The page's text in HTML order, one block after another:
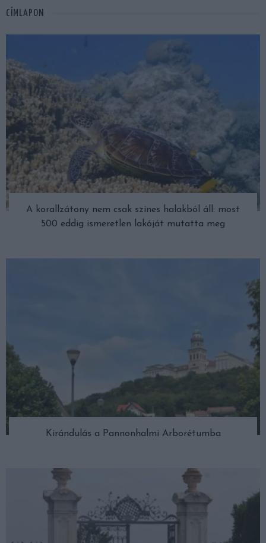
CÍMLAPON
A korallzátony nem csak színes halakból áll: most
500 eddig ismeretlen lakóját mutatta meg
Kirándulás a Pannonhalmi Arborétumba